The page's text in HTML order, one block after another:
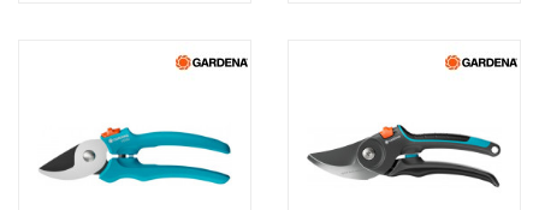
Összehasonlítás Összehasonlítás